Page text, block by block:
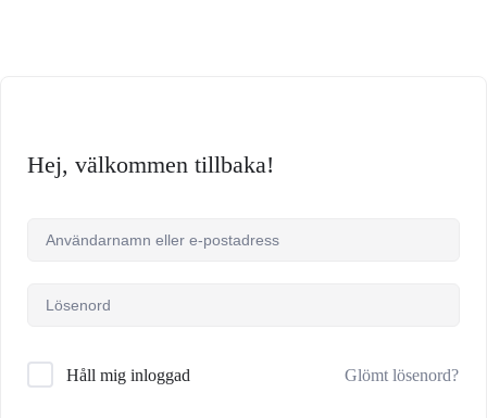
Hej, välkommen tillbaka!
Håll mig inloggad Glömt lösenord?